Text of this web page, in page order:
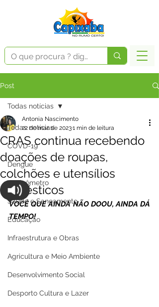
Post
Todas notícias
COVD-19
Dengue
Vacinômetro
Saúde e Saneamento
Educação
Infraestrutura e Obras
Agricultura e Meio Ambiente
Desenvolvimento Social
Desporto Cultura e Lazer
Todas notícias
CRAS continua recebendo
doações de roupas,
colchões e utensílios
domésticos
Antonia Nascimento
22 de mar. de 20231 min de leitura
VOCÊ QUE AINDA NÃO DOOU, AINDA DÁ
TEMPO!